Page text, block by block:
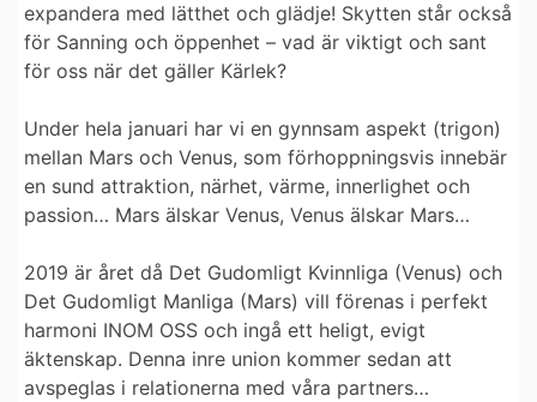
expandera med lätthet och glädje! Skytten står också
för Sanning och öppenhet – vad är viktigt och sant
för oss när det gäller Kärlek?
Under hela januari har vi en gynnsam aspekt (trigon)
mellan Mars och Venus, som förhoppningsvis innebär
en sund attraktion, närhet, värme, innerlighet och
passion… Mars älskar Venus, Venus älskar Mars…
2019 är året då Det Gudomligt Kvinnliga (Venus) och
Det Gudomligt Manliga (Mars) vill förenas i perfekt
harmoni INOM OSS och ingå ett heligt, evigt
äktenskap. Denna inre union kommer sedan att
avspeglas i relationerna med våra partners…